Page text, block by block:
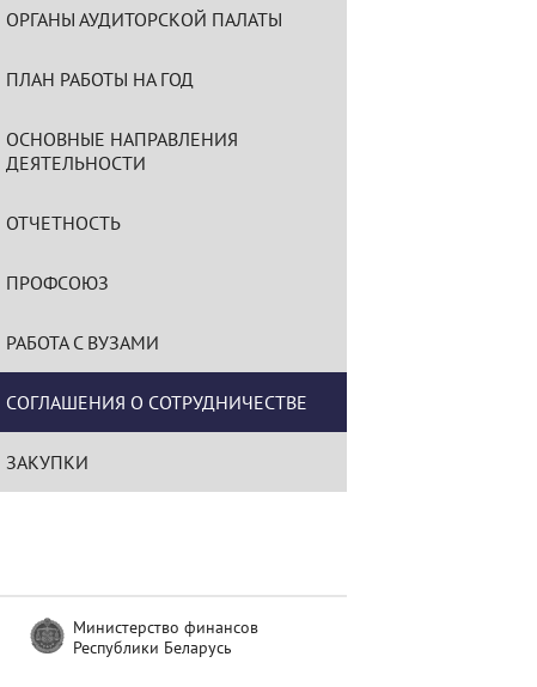
ОРГАНЫ АУДИТОРСКОЙ ПАЛАТЫ
ПЛАН РАБОТЫ НА ГОД
ОСНОВНЫЕ НАПРАВЛЕНИЯ
ДЕЯТЕЛЬНОСТИ
ОТЧЕТНОСТЬ
ПРОФСОЮЗ
РАБОТА С ВУЗАМИ
СОГЛАШЕНИЯ О СОТРУДНИЧЕСТВЕ
ЗАКУПКИ
Министерство финансов
Республики Беларусь